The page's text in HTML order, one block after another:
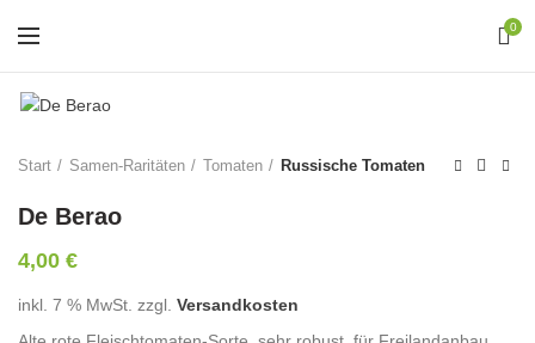
0
Start Samen-Raritäten Tomaten Russische Tomaten
De Berao
4,00 €
inkl. 7 % MwSt. zzgl. Versandkosten